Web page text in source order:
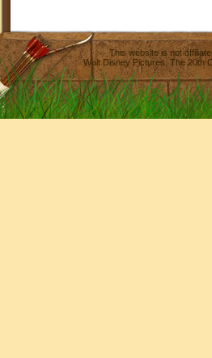
This website is not
Walt Disney Pictures,The 20th